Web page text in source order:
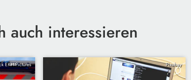
auch interessieren
EKH-Pictures Pixabay